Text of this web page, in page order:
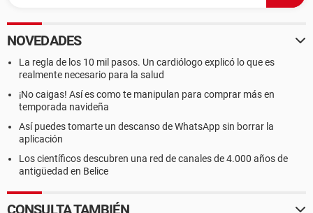
NOVEDADES
La regla de los 10 mil pasos. Un cardiólogo explicó lo que es
realmente necesario para la salud
¡No caigas! Así es como te manipulan para comprar más en
temporada navideña
Así puedes tomarte un descanso de WhatsApp sin borrar la
aplicación
Los científicos descubren una red de canales de 4.000 años de
antigüedad en Belice
CONSULTA TAMBIÉN